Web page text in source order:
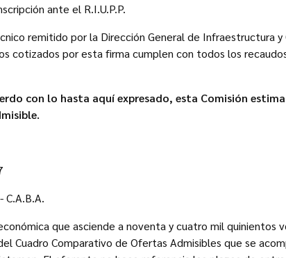
ante el R.I.U.P.P.
remitido por la Dirección General de Infraestructura y
cotizados por esta firma cumplen con todos los
con lo hasta aquí expresado, esta Comisión
C.A.B.A.
que asciende a noventa y cuatro mil quinientos
Cuadro Comparativo de Ofertas Admisibles que se